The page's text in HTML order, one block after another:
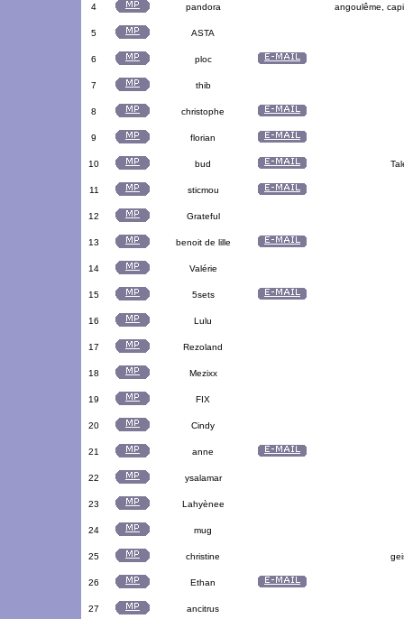
4 pandora angoulême,
5 ASTA
6 ploc
7 thib
8 christophe
9 florian
10 bud
11 sticmou
12 Grateful
13 benoit de lille
14 Valérie
15 5sets
16 Lulu
17 Rezoland
18 Mezixx
19 FIX
20 Cindy
21 anne
22 ysalamar
23 Lahyènee
24 mug
25 christine
26 Ethan
27 ancitrus